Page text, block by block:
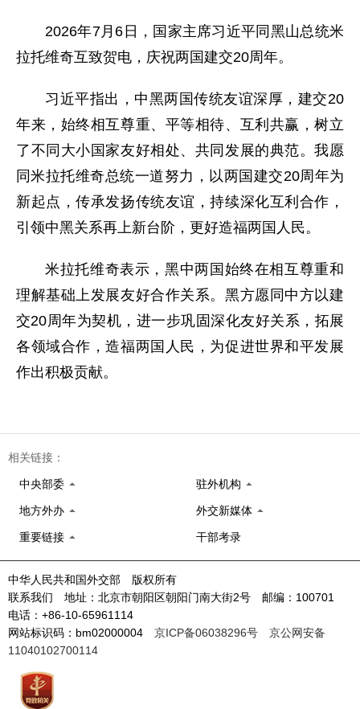
2026年7月6日，国家主席习近平同黑山总统米
拉托维奇互致贺电，庆祝两国建交20周年。
习近平指出，中黑两国传统友谊深厚，建交20
年来，始终相互尊重、平等相待、互利共赢，树立
了不同大小国家友好相处、共同发展的典范。我愿
同米拉托维奇总统一道努力，以两国建交20周年为
新起点，传承发扬传统友谊，持续深化互利合作，
引领中黑关系再上新台阶，更好造福两国人民。
米拉托维奇表示，黑中两国始终在相互尊重和
理解基础上发展友好合作关系。黑方愿同中方以建
交20周年为契机，进一步巩固深化友好关系，拓展
各领域合作，造福两国人民，为促进世界和平发展
作出积极贡献。
相关链接：
中央部委 驻外机构
地方外办 外交新媒体
重要链接 干部考录
中华人民共和国外交部 版权所有
联系我们 地址：北京市朝阳区朝阳门南大街2号 邮编：100701
电话：+86-10-65961114
网站标识码：bm02000004 京ICP备06038296号
京公网安备
11040102700114